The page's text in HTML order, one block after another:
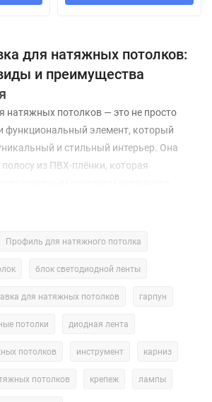
для натяжных потолков:
и преимущества
натяжных потолков — это не просто
функциональный элемент, который
и стильный интерьер. Она
из ПВХ-плёнки, которая
вставки могут быть выполнены в
для любого интерьера.
вставки для натяжных
или ниже, а также создать эффект
Профиль для натяжного потолка
блок светодиодной ленты
для натяжных потолков гарпун
потолки диодная лента
потолков инструмент карниз
потолков крепеж лампы